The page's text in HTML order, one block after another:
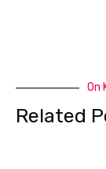
On
Related